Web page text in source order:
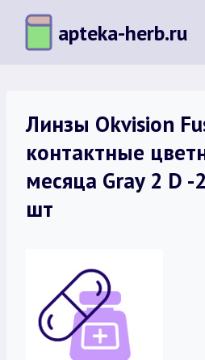
Перейти
содержимому
apteka-herb.ru
Линзы Okvision
контактные
месяца Gray 2 D -
шт